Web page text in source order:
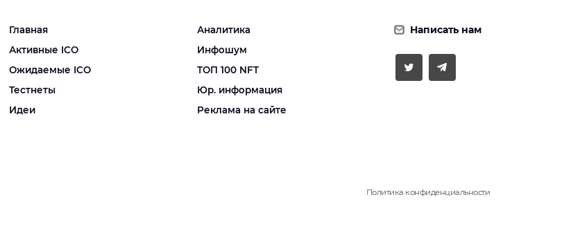
Главная
Активные ICO
Ожидаемые ICO
Тестнеты
Идеи
Аналитика
Инфошум
ТОП 100 NFT
Юр. информация
Реклама на сайте
Написать нам
Политика конфиденциальности